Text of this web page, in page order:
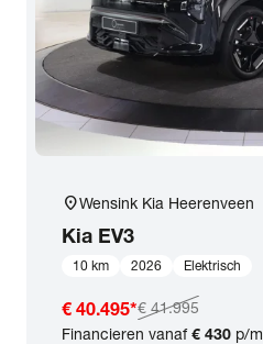
location_onWensink Kia Heerenveen
Kia EV3
10 km 2026 Elektrisch
€ 40.495*€ 41.995
Financieren vanaf€ 430 p/m